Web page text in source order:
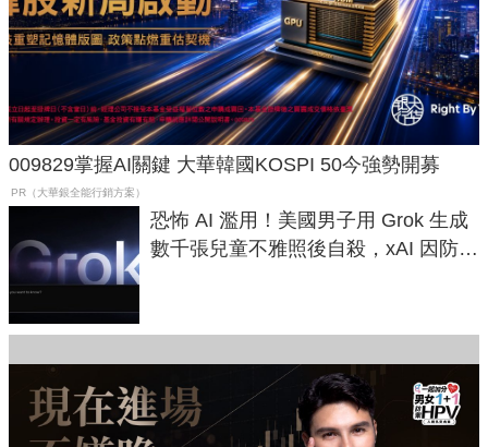
009829掌握AI關鍵 大華韓國KOSPI 50今強勢開募
PR（大華銀全能行銷方案）
恐怖 AI 濫用！美國男子用 Grok 生成
數千張兒童不雅照後自殺，xAI 因防護